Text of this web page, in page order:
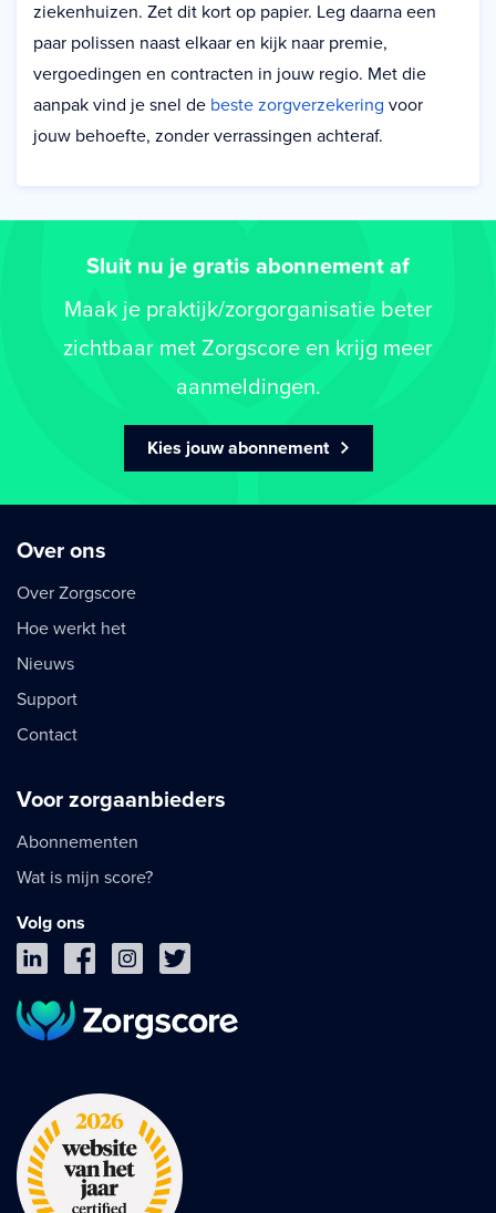
ziekenhuizen. Zet dit kort op papier. Leg daarna een
paar polissen naast elkaar en kijk naar premie,
vergoedingen en contracten in jouw regio. Met die
aanpak vind je snel de beste zorgverzekering voor
jouw behoefte, zonder verrassingen achteraf.
Sluit nu je gratis abonnement af
Maak je praktijk/zorgorganisatie beter
zichtbaar met Zorgscore en krijg meer
aanmeldingen.
Kies jouw abonnement
Over ons
Over Zorgscore
Hoe werkt het
Nieuws
Support
Contact
Voor zorgaanbieders
Abonnementen
Wat is mijn score?
Volg ons